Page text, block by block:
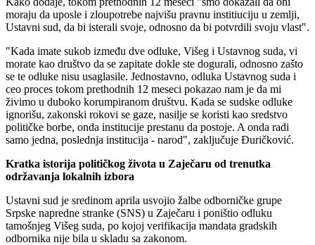
moraju da uposle i zloupotrebe najvišu pravnu institiuciju u zemlji,
Ustavni sud, da bi isterali svoje, odnosno da bi potvrdili svoju vlast".
"Kada imate sukob između dve odluke, Višeg i Ustavnog suda, vi
morate kao društvo da se zapitate dokle ste dogurali, odnosno zašto
se te odluke nisu usaglasile. Jednostavno, odluka Ustavnog suda i
ceo proces tokom prethodnih 12 meseci pokazao nam je da mi
živimo u duboko korumpiranom društvu. Kada se sudske odluke
ignorišu, zakonski rokovi se gaze, nasilje se koristi kao sredstvo
političke borbe, onda institucije prestanu da postoje. A onda radi
samo jedna, poslednja institucija - narod", zaključuje Đuričković.
Kratka istorija političkog života u Zaječaru od trenutka
održavanja lokalnih izbora
Ustavni sud je sredinom aprila usvojio žalbe odborničke grupe
Srpske napredne stranke (SNS) u Zaječaru i poništio odluku
tamošnjeg Višeg suda, po kojoj verifikacija mandata gradskih
odbornika nije bila u skladu sa zakonom.